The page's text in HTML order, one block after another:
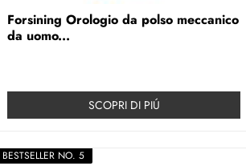
Forsining Orologio da polso meccanico
da uomo...
SCOPRI DI PIÚ
BESTSELLER NO. 5